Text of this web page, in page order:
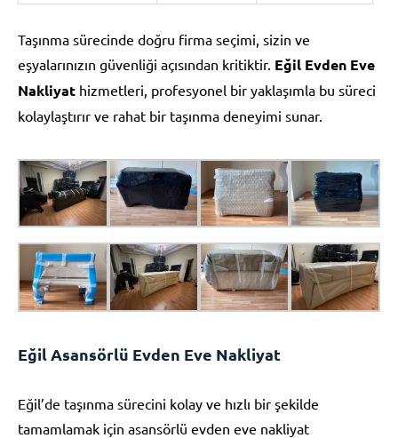
Taşınma sürecinde doğru firma seçimi, sizin ve
eşyalarınızın güvenliği açısından kritiktir. Eğil Evden Eve
Nakliyat hizmetleri, profesyonel bir yaklaşımla bu süreci
kolaylaştırır ve rahat bir taşınma deneyimi sunar.
Eğil Asansörlü Evden Eve Nakliyat
Eğil’de taşınma sürecini kolay ve hızlı bir şekilde
tamamlamak için asansörlü evden eve nakliyat